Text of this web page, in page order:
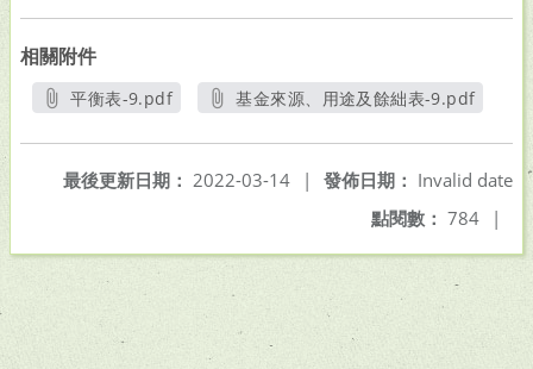
相關附件
平衡表-9.pdf
基金來源、用途及餘絀表-9.pdf
發佈日期： Invalid date
最後更新日期： 2022-03-14
|
點閱數： 784 |